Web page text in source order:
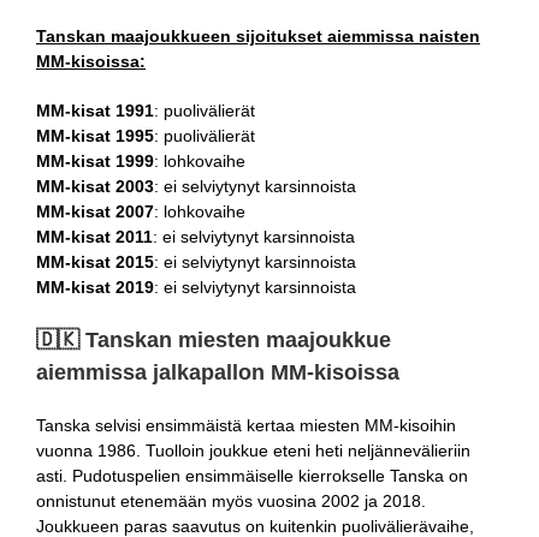
Tanskan maajoukkueen sijoitukset aiemmissa naisten
MM-kisoissa:
MM-kisat 1991: puolivälierät
MM-kisat 1995: puolivälierät
MM-kisat 1999: lohkovaihe
MM-kisat 2003: ei selviytynyt karsinnoista
MM-kisat 2007: lohkovaihe
MM-kisat 2011: ei selviytynyt karsinnoista
MM-kisat 2015: ei selviytynyt karsinnoista
MM-kisat 2019: ei selviytynyt karsinnoista
🇩🇰​ Tanskan miesten maajoukkue
aiemmissa jalkapallon MM-kisoissa
Tanska selvisi ensimmäistä kertaa miesten MM-kisoihin
vuonna 1986. Tuolloin joukkue eteni heti neljännevälieriin
asti. Pudotuspelien ensimmäiselle kierrokselle Tanska on
onnistunut etenemään myös vuosina 2002 ja 2018.
Joukkueen paras saavutus on kuitenkin puolivälierävaihe,